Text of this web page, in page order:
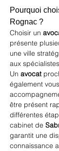
Pourquoi
Rognac ?
Choisir un
présente
une ville
aux
Un avocat
également
être présent
différentes
cabinet de
garantit une
connaissance